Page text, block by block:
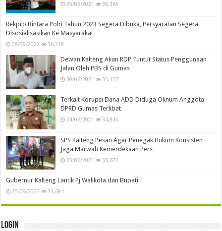
25/06/2021 39,365
Rekpro Bintara Polri Tahun 2023 Segera Dibuka, Persyaratan Segera
Disosialisasikan Ke Masyarakat
08/09/2022 36,318
Dewan Kalteng Akan RDP Tuntut Status Penggunaan
Jalan Oleh PBS di Gumas
30/06/2021 35,157
Terkait Korupsi Dana ADD Diduga Oknum Anggota
DPRD Gumas Terlibat
24/06/2021 34,845
SPS Kalteng Pesan Agar Penegak Hukum Konsisten
Jaga Marwah Kemerdekaan Pers
25/06/2021 33,672
Gubernur Kalteng Lantik Pj Walikota dan Bupati
25/09/2023 31,684
Login